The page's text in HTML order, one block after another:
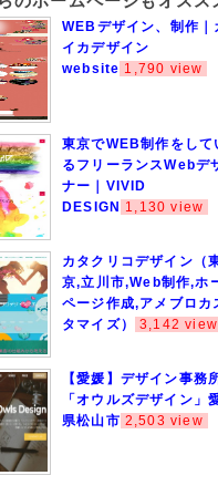
WEBデザイン、制作｜
イカデザイン
website 1,790 view
東京でWEB制作をして
るフリーランスWebデ
ナー｜VIVID
DESIGN 1,130 view
カタクリコデザイン（
京,立川市,Web制作,ホ
ページ作成,アメブロカ
タマイズ）
3,142 view
【愛媛】デザイン事務
「オウルズデザイン」
県松山市 2,503 view